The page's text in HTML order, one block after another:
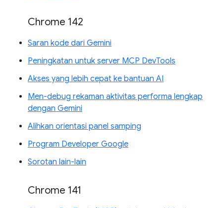
Chrome 142
Saran kode dari Gemini
Peningkatan untuk server MCP DevTools
Akses yang lebih cepat ke bantuan AI
Men-debug rekaman aktivitas performa lengkap
dengan Gemini
Alihkan orientasi panel samping
Program Developer Google
Sorotan lain-lain
Chrome 141